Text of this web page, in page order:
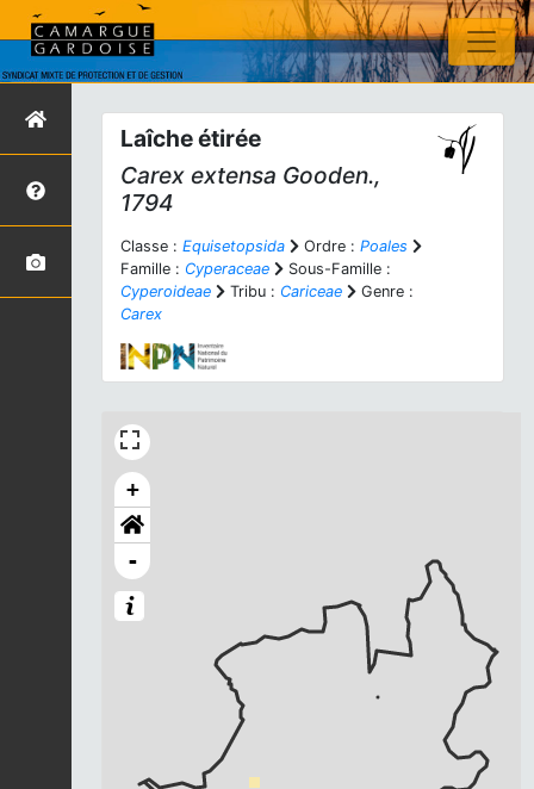
Laîche étirée
Carex extensa Gooden.,
1794
Classe : Equisetopsida Ordre : Poales
Famille : Cyperaceae
Sous-Famille :
Cyperoideae
Tribu : Cariceae
Genre :
Carex
+
-